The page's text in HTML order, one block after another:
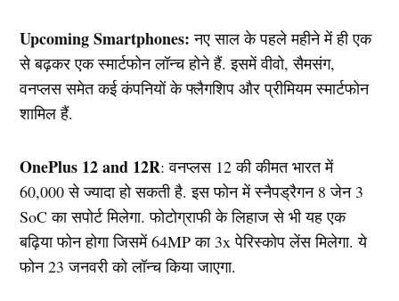
Upcoming Smartphones:नए साल के पहले महीने में ही एक
से बढ़कर एक स्मार्टफोन लॉन्च होने हैं. इसमें वीवो, सैमसंग,
वनप्लस समेत कई कंपनियों के फ्लैगशिप और प्रीमियम स्मार्टफोन
शामिल हैं.
OnePlus 12 and 12R: वनप्लस 12 की कीमत भारत में
60,000 से ज्यादा हो सकती है. इस फोन में स्नैपड्रैगन 8 जेन 3
SoC का सपोर्ट मिलेगा. फोटोग्राफी के लिहाज से भी यह एक
बढ़िया फोन होगा जिसमें 64MP का 3x पेरिस्कोप लेंस मिलेगा. ये
फोन 23 जनवरी को लॉन्च किया जाएगा.